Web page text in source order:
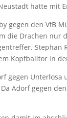
hatte mit
gegen den VfB
die Drachen nur
Stephan
Kopfballtor in
gegen
Adorf gegen